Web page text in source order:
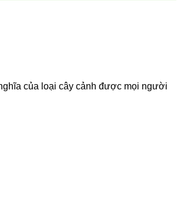
của loại cây cảnh được mọi người